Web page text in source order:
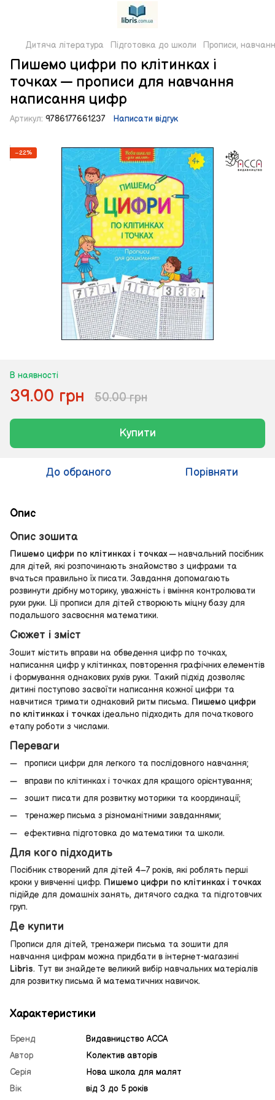
Дитяча література Підготовка до школи Прописи,
Пишемо цифри по клітинках і
точках — прописи для навчання
написання цифр
Артикул: 9786177661237 Написати відгук
−22%
В наявності
39.00 грн 50.00 грн
Купити
До обраного Порівняти
Опис
Опис зошита
Пишемо цифри по клітинках і точках— навчальний посібник
для дітей, які розпочинають знайомство з цифрами та
вчаться правильно їх писати. Завдання допомагають
розвинути дрібну моторику, уважність і вміння контролювати
рухи руки. Ці прописи для дітей створюють міцну базу для
подальшого засвоєння математики.
Сюжет і зміст
Зошит містить вправи на обведення цифр по точках,
написання цифр у клітинках, повторення графічних елементів
і формування однакових рухів руки. Такий підхід дозволяє
дитині поступово засвоїти написання кожної цифри та
навчитися тримати однаковий ритм письма. Пишемо цифри
по клітинках і точках ідеально підходить для початкового
етапу роботи з числами.
Переваги
прописи цифри для легкого та послідовного навчання;
вправи по клітинках і точках для кращого орієнтування;
зошит писати для розвитку моторики та координації;
тренажер письма з різноманітними завданнями;
ефективна підготовка до математики та школи.
Для кого підходить
Посібник створений для дітей 4–7 років, які роблять перші
кроки у вивченні цифр. Пишемо цифри по клітинках і точках
підійде для домашніх занять, дитячого садка та підготовчих
груп.
Де купити
Прописи для дітей, тренажери письма та зошити для
навчання цифрам можна придбати в інтернет-магазині
Libris. Тут ви знайдете великий вибір навчальних матеріалів
для розвитку письма й математичних навичок.
Характеристики
Бренд
Видавницство АССА
Автор
Колектив авторів
Серія
Нова школа для малят
Вік
від 3 до 5 років